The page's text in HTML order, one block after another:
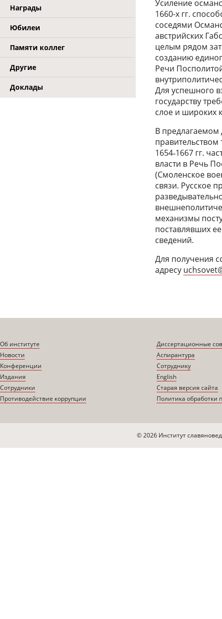
Награды
Юбилеи
Памяти коллег
Другие
Доклады
Усиление
1660-х гг.
соседями
австрийских
целым рядом
созданию
Речи
Для успешного
государству
слое и широких
В предлагаемом
1654‑1667 гг.
власти в Речь
(Смоленское
связи. Русское
механизмы
поставлявших
сведений.
Для получения
адресу
Об институте
Новости
Конференции
Издания
Сотрудники
Противодействие коррупции
Диссертационные
Аспирантура
Сотруднику
English
Старая версия сайта
Политика обработки
© 2026 Институт